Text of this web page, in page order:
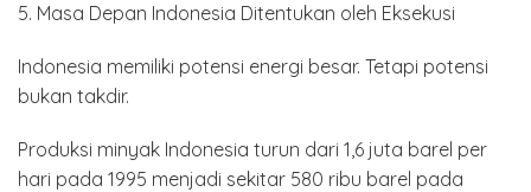
5. Masa Depan Indonesia Ditentukan oleh Eksekusi
Indonesia memiliki potensi energi besar. Tetapi potensi
bukan takdir.
Produksi minyak Indonesia turun dari 1,6 juta barel per
hari pada 1995 menjadi sekitar 580 ribu barel pada